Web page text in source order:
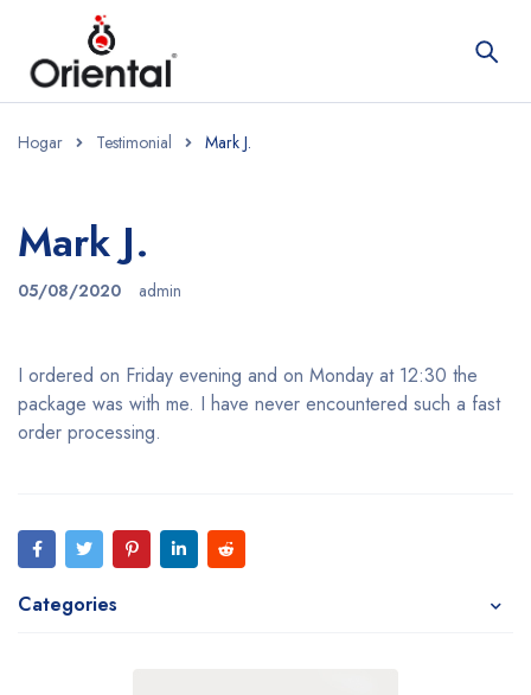
Hogar Testimonial Mark J.
Mark J.
05/08/2020 admin
I ordered on Friday evening and on Monday at 12:30 the
package was with me. I have never encountered such a fast
order processing.
Categories